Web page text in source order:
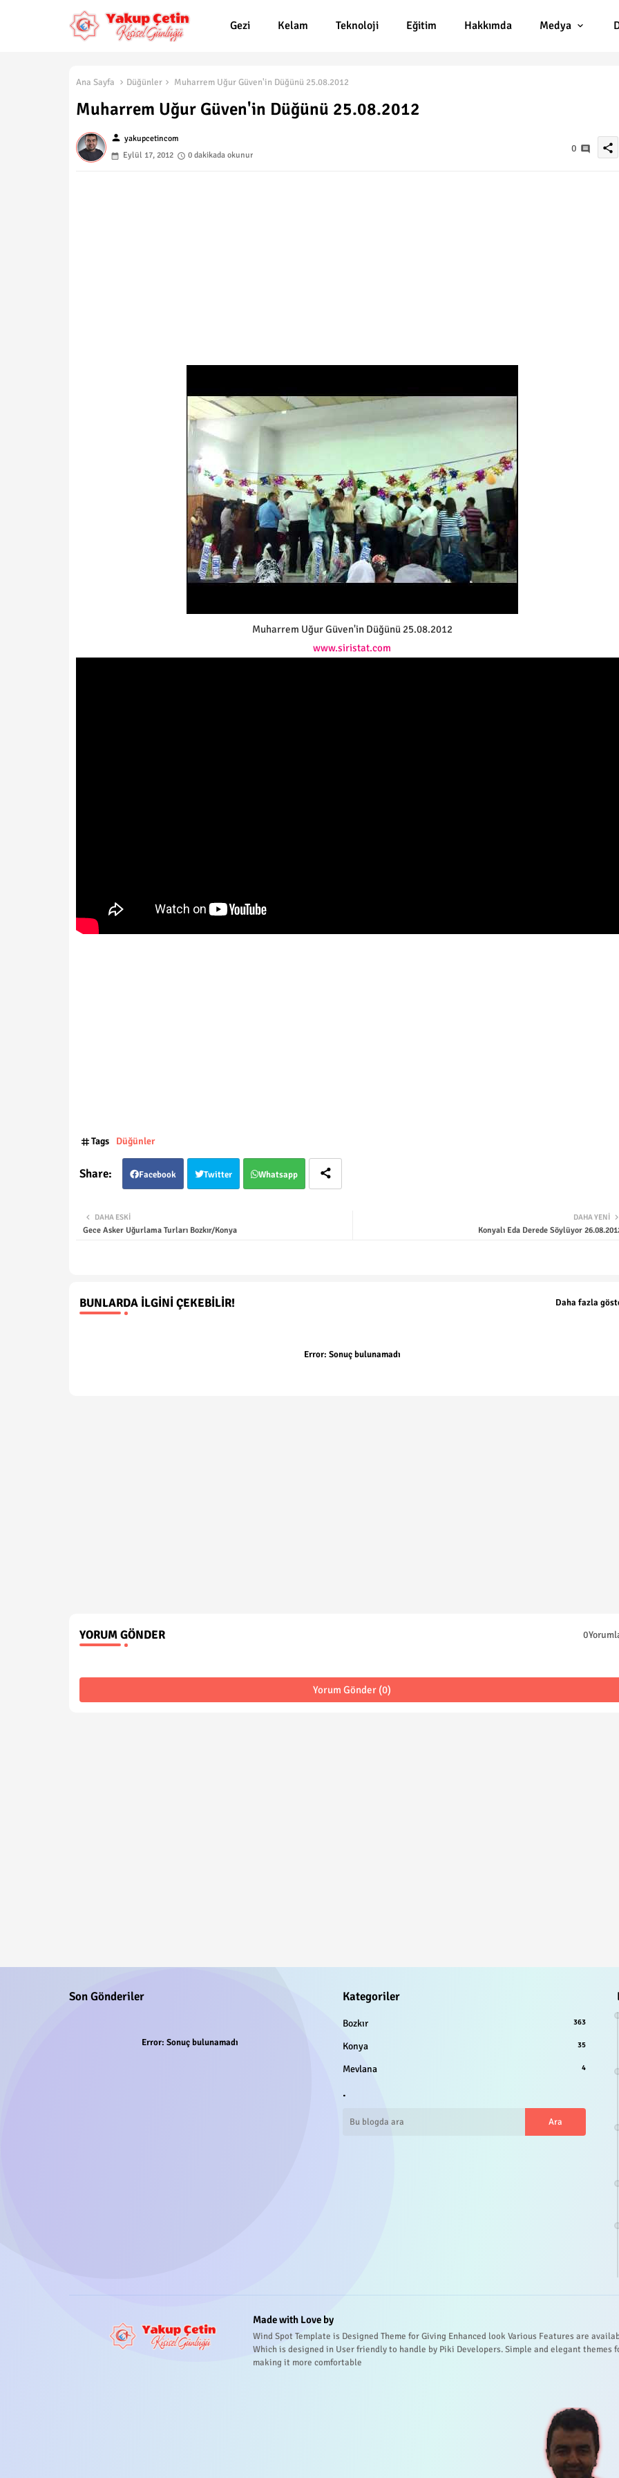
Gezi Kelam Teknoloji Eğitim Hakkımda Medya
Ana Sayfa Düğünler Muharrem Uğur Güven'in Düğünü 25.08.2012
Muharrem Uğur Güven'in Düğünü 25.08.2012
person yakupcetincom
Eylül 17, 2012
0 dakikada okunur
0 share
Muharrem Uğur Güven'in Düğünü 25.08.2012
www.siristat.com
Tags Düğünler
Facebook Twitter Whatsapp
DAHA YENI
Konyalı Eda Derede Söylüyor
DAHA ESKI
Gece Asker Uğurlama Turları Bozkır/Konya
BUNLARDA İLGINI ÇEKEBILIR! Daha fazla
Error: Sonuç bulunamadı
YORUM GÖNDER
Yorum Gönder (0)
Son Gönderiler
Error: Sonuç bulunamadı
Kategoriler
Bozkır 363
Konya 35
Mevlana 4
.
Made with Love by
Wind Spot Template is Designed Theme for Giving Enhanced look Various Features are
Which is designed in User friendly to handle by Piki Developers. Simple and elegant themes
making it more comfortable